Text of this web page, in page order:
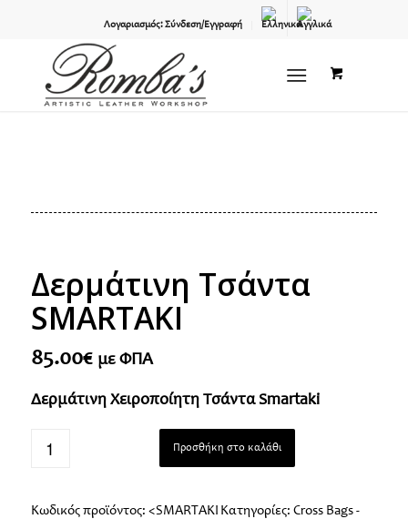
Λογαριασμός: Σύνδεση/Εγγραφή
Δερμάτινη Τσάντα
SMARTAKI
85.00€ με ΦΠΑ
Δερμάτινη Χειροποίητη Τσάντα Smartaki
Προσθήκη στο καλάθι
Κωδικός προϊόντος: <SMARTAKI Κατηγορίες: Cross Bags -